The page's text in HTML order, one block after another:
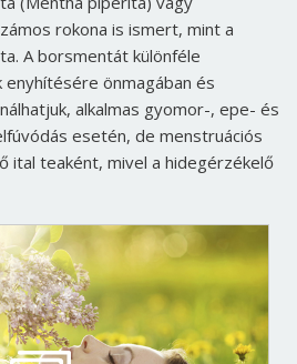
rokona is ismert, mint a
A borsmentát különféle
önmagában és
alkalmas gyomor-, epe- és
esetén, de menstruációs
ital teaként, mivel a hidegérzékelő